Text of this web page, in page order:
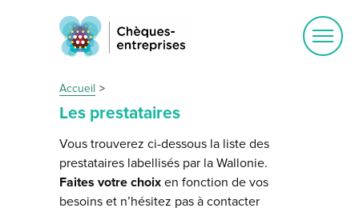
Accueil
Les prestataires
Vous trouverez ci-dessous la liste des
prestataires labellisés par la Wallonie.
Faites votre choix en fonction de vos
besoins et n’hésitez pas à contacter
Ouvrir
le